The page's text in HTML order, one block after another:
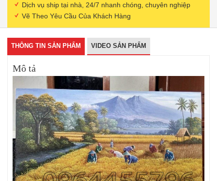
Dịch vụ ship tại nhà, 24/7 nhanh chóng, chuyên nghiệp
Vẽ Theo Yêu Cầu Của Khách Hàng
THÔNG TIN SẢN PHẨM VIDEO SẢN PHẨM
Mô tả